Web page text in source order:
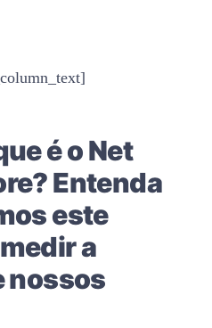
é o Net
Entenda
este
a
nossos